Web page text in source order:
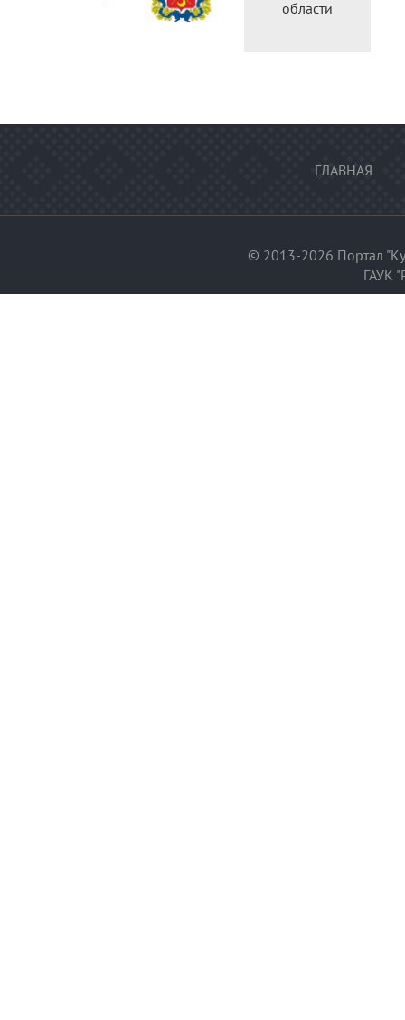
области
ГЛАВНАЯ
© 2013-2026 Портал
ГАУК